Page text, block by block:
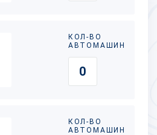
КОЛ-ВО
АВТОМАШИН
КОЛ-ВО
АВТОМАШИН